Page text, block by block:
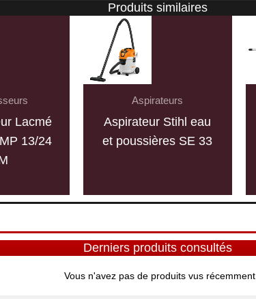
Produits similaires
Lacmé
13/24
Aspirateurs
Aspirateur Stihl eau
et poussières SE 33
Derniers produits consultés
Vous n'avez pas de produits vus récemment